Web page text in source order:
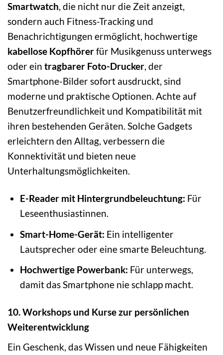
Smartwatch, die nicht nur die Zeit anzeigt,
sondern auch Fitness-Tracking und
Benachrichtigungen ermöglicht, hochwertige
kabellose Kopfhörerfür Musikgenuss unterwegs
oder ein tragbarer Foto-Drucker, der
Smartphone-Bilder sofort ausdruckt, sind
moderne und praktische Optionen. Achte auf
Benutzerfreundlichkeit und Kompatibilität mit
ihren bestehenden Geräten. Solche Gadgets
erleichtern den Alltag, verbessern die
Konnektivität und bieten neue
Unterhaltungsmöglichkeiten.
E-Reader mit Hintergrundbeleuchtung: Für
Leseenthusiastinnen.
Smart-Home-Gerät: Ein intelligenter
Lautsprecher oder eine smarte Beleuchtung.
Hochwertige Powerbank: Für unterwegs,
damit das Smartphone nie schlapp macht.
10. Workshops und Kurse zur persönlichen
Weiterentwicklung
Ein Geschenk, das Wissen und neue Fähigkeiten